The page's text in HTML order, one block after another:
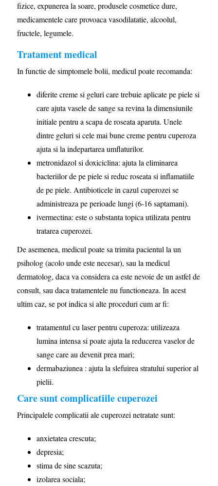
fizice, expunerea la soare, produsele cosmetice dure,
medicamentele care provoaca vasodilatatie, alcoolul,
fructele, legumele.
Tratament medical
In functie de simptomele bolii, medicul poate recomanda:
diferite creme si geluri care trebuie aplicate pe piele si
care ajuta vasele de sange sa revina la dimensiunile
initiale pentru a scapa de roseata aparuta. Unele
dintre geluri si cele mai bune creme pentru cuperoza
ajuta si la indepartarea umflaturilor.
metronidazol si doxiciclina: ajuta la eliminarea
bacteriilor de pe piele si reduc roseata si inflamatiile
de pe piele. Antibioticele in cazul cuperozei se
administreaza pe perioade lungi (6-16 saptamani).
ivermectina: este o substanta topica utilizata pentru
tratarea cuperozei.
De asemenea, medicul poate sa trimita pacientul la un
psiholog (acolo unde este necesar), sau la medicul
dermatolog, daca va considera ca este nevoie de un astfel de
consult, sau daca tratamentele nu functioneaza. In acest
ultim caz, se pot indica si alte proceduri cum ar fi:
tratamentul cu laser pentru cuperoza: utilizeaza
lumina intensa si poate ajuta la reducerea vaselor de
sange care au devenit prea mari;
dermabaziunea : ajuta la slefuirea stratului superior al
pielii.
Care sunt complicatiile cuperozei
Principalele complicatii ale cuperozei netratate sunt:
anxietatea crescuta;
depresia;
stima de sine scazuta;
izolarea sociala;